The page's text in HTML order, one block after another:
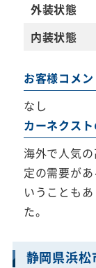
外装状態
内装状態
お客様コメン
なし
カーネクス
海外で人気
定の需要が
いうことも
た。
静岡県浜